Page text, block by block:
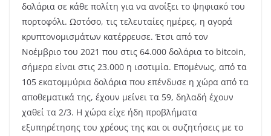
δολάρια σε κάθε πολίτη για να ανοίξει το ψηφιακό του
πορτοφόλι. Ωστόσο, τις τελευταίες ημέρες, η αγορά
κρυπτονομισμάτων κατέρρευσε. Έτσι από τον
Νοέμβριο του 2021 που στις 64.000 δολάρια το bitcoin,
σήμερα είναι στις 23.000 η ισοτιμία. Επομένως, από τα
105 εκατομμύρια δολάρια που επένδυσε η χώρα από τα
αποθεματικά της, έχουν μείνει τα 59, δηλαδή έχουν
χαθεί τα 2/3. Η χώρα είχε ήδη προβλήματα
εξυπηρέτησης του χρέους της και οι συζητήσεις με το